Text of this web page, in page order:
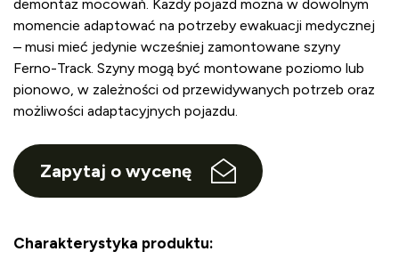
demontaż mocowań. Każdy pojazd można w dowolnym
momencie adaptować na potrzeby ewakuacji medycznej
– musi mieć jedynie wcześniej zamontowane szyny
Ferno-Track. Szyny mogą być montowane poziomo lub
pionowo, w zależności od przewidywanych potrzeb oraz
możliwości adaptacyjnych pojazdu.
Zapytaj o wycenę
Charakterystyka produktu: